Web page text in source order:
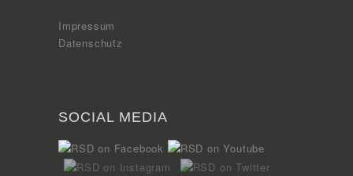
Impressum
Datenschutz
SOCIAL MEDIA